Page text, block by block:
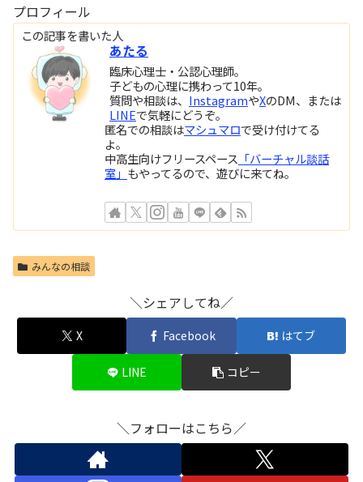
プロフィール
この記事を書いた人
あたる
臨床心理士・公認心理師。
子どもの心理に携わって10年。
質問や相談は、 InstagramやXのDM、または
LINEで気軽にどうぞ。
匿名での相談はマシュマロで受け付けてる
よ。
中高生向けフリースペース 「バーチャル談話
室」 もやってるので、遊びに来てね。
みんなの相談
＼シェアしてね／
X Facebook はてブ
LINE コピー
＼フォローはこちら／